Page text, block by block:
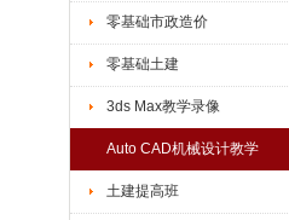
零基础市政造价
零基础土建
3ds Max教学录像
Auto CAD机械设计教学
土建提高班